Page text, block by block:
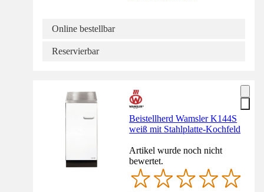
Online bestellbar
Reservierbar
Beistellherd Wamsler K144S
weiß mit Stahlplatte-Kochfeld
Artikel wurde noch nicht
bewertet.